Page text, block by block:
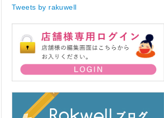
Tweets by rakuwell